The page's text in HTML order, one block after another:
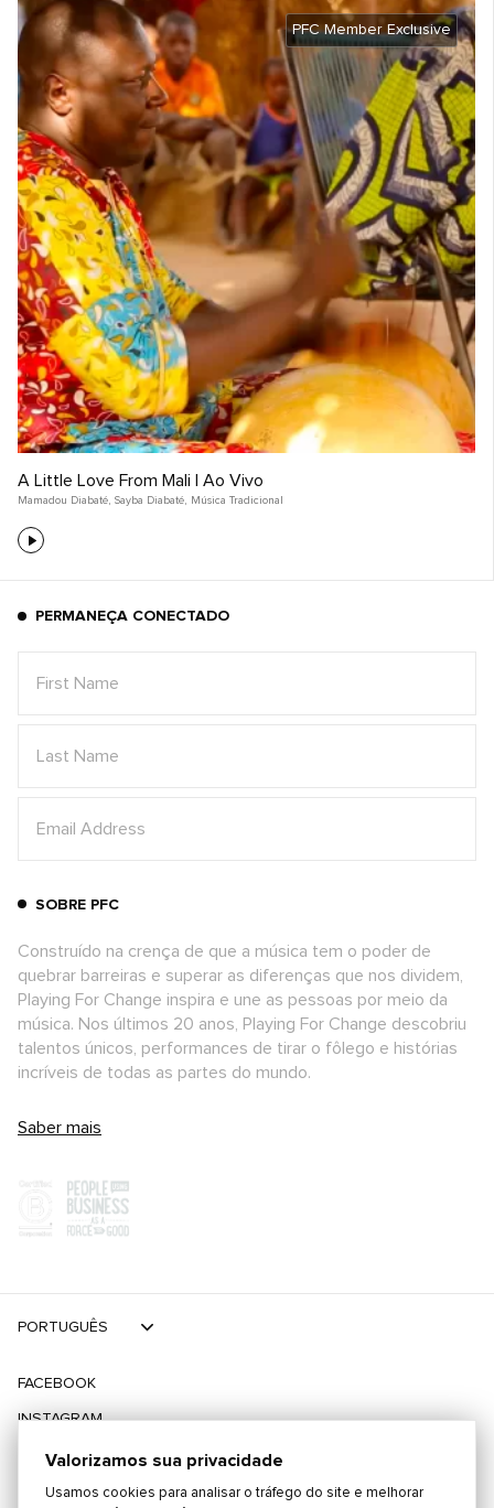
PFC Member Exclusive
A Little Love From Mali | Ao Vivo
Mamadou Diabaté, Sayba Diabaté, Música Tradicional
PERMANEÇA CONECTADO
SOBRE PFC
Construído na crença de que a música tem o poder de
quebrar barreiras e superar as diferenças que nos dividem,
Playing For Change inspira e une as pessoas por meio da
música. Nos últimos 20 anos, Playing For Change descobriu
talentos únicos, performances de tirar o fôlego e histórias
incríveis de todas as partes do mundo.
Saber mais
FACEBOOK
INSTAGRAM
TIKTOK
TWITTER
PORTUGUÊS
Valorizamos sua privacidade
Usamos cookies para analisar o tráfego do site e melhorar